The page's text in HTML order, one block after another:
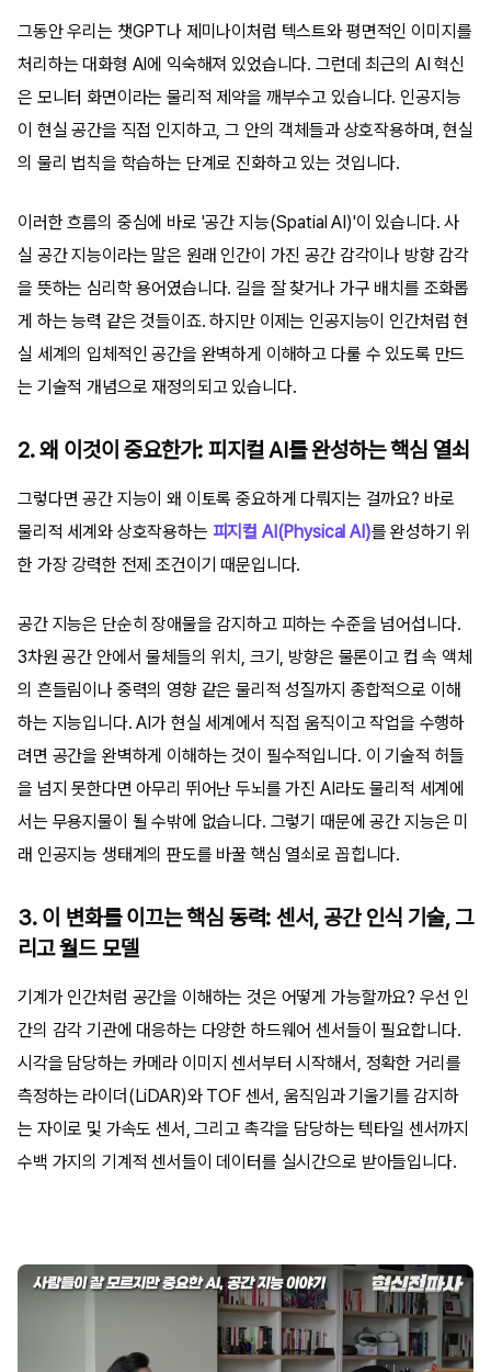
그동안 우리는 챗GPT나 제미나이처럼 텍스트와 평면적인 이미지를
처리하는 대화형 AI에 익숙해져 있었습니다. 그런데 최근의 AI 혁신
은 모니터 화면이라는 물리적 제약을 깨부수고 있습니다. 인공지능
이 현실 공간을 직접 인지하고, 그 안의 객체들과 상호작용하며, 현실
의 물리 법칙을 학습하는 단계로 진화하고 있는 것입니다.
이러한 흐름의 중심에 바로 '공간 지능(Spatial AI)'이 있습니다. 사
실 공간 지능이라는 말은 원래 인간이 가진 공간 감각이나 방향 감각
을 뜻하는 심리학 용어였습니다. 길을 잘 찾거나 가구 배치를 조화롭
게 하는 능력 같은 것들이죠. 하지만 이제는 인공지능이 인간처럼 현
실 세계의 입체적인 공간을 완벽하게 이해하고 다룰 수 있도록 만드
는 기술적 개념으로 재정의되고 있습니다.
2. 왜 이것이 중요한가: 피지컬 AI를 완성하는 핵심 열쇠
그렇다면 공간 지능이 왜 이토록 중요하게 다뤄지는 걸까요? 바로
물리적 세계와 상호작용하는 피지컬 AI(Physical AI)를 완성하기 위
한 가장 강력한 전제 조건이기 때문입니다.
공간 지능은 단순히 장애물을 감지하고 피하는 수준을 넘어섭니다.
3차원 공간 안에서 물체들의 위치, 크기, 방향은 물론이고 컵 속 액체
의 흔들림이나 중력의 영향 같은 물리적 성질까지 종합적으로 이해
하는 지능입니다. AI가 현실 세계에서 직접 움직이고 작업을 수행하
려면 공간을 완벽하게 이해하는 것이 필수적입니다. 이 기술적 허들
을 넘지 못한다면 아무리 뛰어난 두뇌를 가진 AI라도 물리적 세계에
서는 무용지물이 될 수밖에 없습니다. 그렇기 때문에 공간 지능은 미
래 인공지능 생태계의 판도를 바꿀 핵심 열쇠로 꼽힙니다.
3. 이 변화를 이끄는 핵심 동력: 센서, 공간 인식 기술, 그
리고 월드 모델
기계가 인간처럼 공간을 이해하는 것은 어떻게 가능할까요? 우선 인
간의 감각 기관에 대응하는 다양한 하드웨어 센서들이 필요합니다.
시각을 담당하는 카메라 이미지 센서부터 시작해서, 정확한 거리를
측정하는 라이더(LiDAR)와 TOF 센서, 움직임과 기울기를 감지하
는 자이로 및 가속도 센서, 그리고 촉각을 담당하는 텍타일 센서까지
수백 가지의 기계적 센서들이 데이터를 실시간으로 받아들입니다.